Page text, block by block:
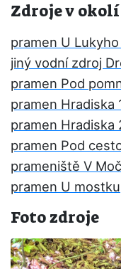
Zdroje v okolí
pramen U
jiný vodní zdroj
pramen Pod
pramen Hradiska
pramen Hradiska
pramen Pod
prameniště V
pramen U mostku
Foto zdroje